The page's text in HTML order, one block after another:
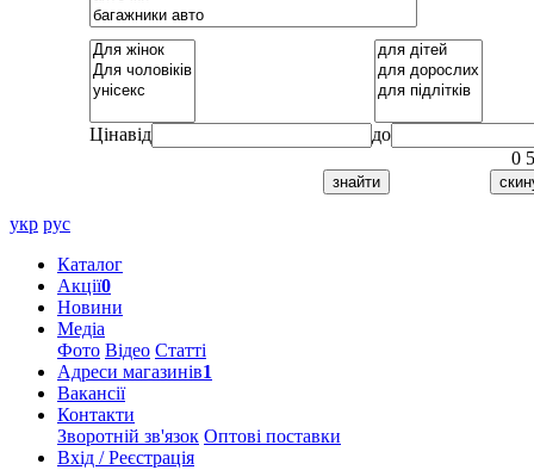
Цінавід
до
0
укр рус
Каталог
Акції0
Новини
Медіа
Фото Відео Статті
Адреси магазинів1
Вакансії
Контакти
Зворотній зв'язок Оптові поставки
Вхід / Реєстрація